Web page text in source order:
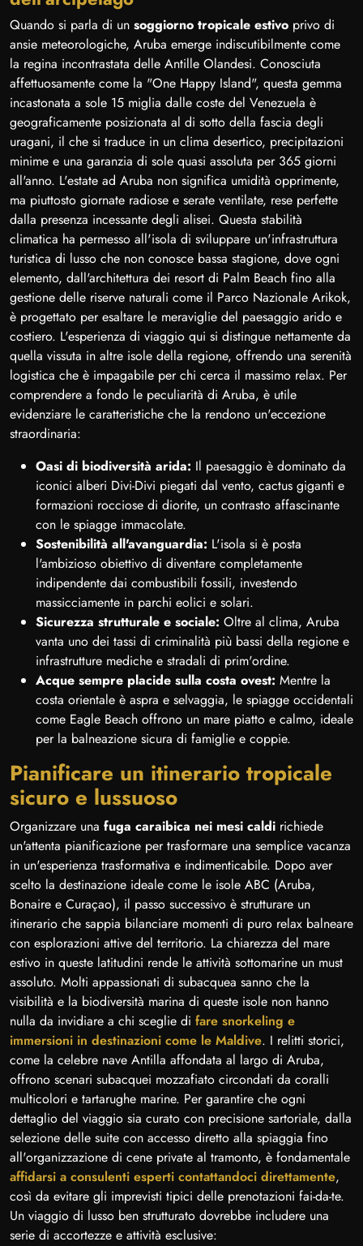
Quando si parla di un soggiorno tropicale estivo privo di
ansie meteorologiche, Aruba emerge indiscutibilmente come
la regina incontrastata delle Antille Olandesi. Conosciuta
affettuosamente come la "One Happy Island", questa gemma
incastonata a sole 15 miglia dalle coste del Venezuela è
geograficamente posizionata al di sotto della fascia degli
uragani, il che si traduce in un clima desertico, precipitazioni
minime e una garanzia di sole quasi assoluta per 365 giorni
all'anno. L'estate ad Aruba non significa umidità opprimente,
ma piuttosto giornate radiose e serate ventilate, rese perfette
dalla presenza incessante degli alisei. Questa stabilità
climatica ha permesso all'isola di sviluppare un'infrastruttura
turistica di lusso che non conosce bassa stagione, dove ogni
elemento, dall'architettura dei resort di Palm Beach fino alla
gestione delle riserve naturali come il Parco Nazionale Arikok,
è progettato per esaltare le meraviglie del paesaggio arido e
costiero. L'esperienza di viaggio qui si distingue nettamente da
quella vissuta in altre isole della regione, offrendo una serenità
logistica che è impagabile per chi cerca il massimo relax. Per
comprendere a fondo le peculiarità di Aruba, è utile
evidenziare le caratteristiche che la rendono un'eccezione
straordinaria:
Oasi di biodiversità arida: Il paesaggio è dominato da
iconici alberi Divi-Divi piegati dal vento, cactus giganti e
formazioni rocciose di diorite, un contrasto affascinante
con le spiagge immacolate.
Sostenibilità all'avanguardia: L'isola si è posta
l'ambizioso obiettivo di diventare completamente
indipendente dai combustibili fossili, investendo
massicciamente in parchi eolici e solari.
Sicurezza strutturale e sociale: Oltre al clima, Aruba
vanta uno dei tassi di criminalità più bassi della regione e
infrastrutture mediche e stradali di prim'ordine.
Acque sempre placide sulla costa ovest: Mentre la
costa orientale è aspra e selvaggia, le spiagge occidentali
come Eagle Beach offrono un mare piatto e calmo, ideale
per la balneazione sicura di famiglie e coppie.
Pianificare un itinerario tropicale
sicuro e lussuoso
Organizzare una fuga caraibica nei mesi caldi richiede
un'attenta pianificazione per trasformare una semplice vacanza
in un'esperienza trasformativa e indimenticabile. Dopo aver
scelto la destinazione ideale come le isole ABC (Aruba,
Bonaire e Curaçao), il passo successivo è strutturare un
itinerario che sappia bilanciare momenti di puro relax balneare
con esplorazioni attive del territorio. La chiarezza del mare
estivo in queste latitudini rende le attività sottomarine un must
assoluto. Molti appassionati di subacquea sanno che la
visibilità e la biodiversità marina di queste isole non hanno
nulla da invidiare a chi sceglie di fare snorkeling e
immersioni in destinazioni come le Maldive. I relitti storici,
come la celebre nave Antilla affondata al largo di Aruba,
offrono scenari subacquei mozzafiato circondati da coralli
multicolori e tartarughe marine. Per garantire che ogni
dettaglio del viaggio sia curato con precisione sartoriale, dalla
selezione delle suite con accesso diretto alla spiaggia fino
all'organizzazione di cene private al tramonto, è fondamentale
affidarsi a consulenti esperti contattandoci direttamente,
così da evitare gli imprevisti tipici delle prenotazioni fai-da-te.
Un viaggio di lusso ben strutturato dovrebbe includere una
serie di accortezze e attività esclusive: